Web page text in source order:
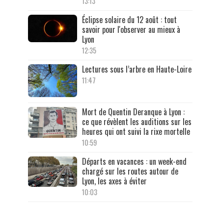
Éclipse solaire du 12 août : tout
savoir pour l'observer au mieux à
Lyon
12:35
Lectures sous l’arbre en Haute-Loire
11:47
Mort de Quentin Deranque à Lyon :
ce que révèlent les auditions sur les
heures qui ont suivi la rixe mortelle
10:59
Départs en vacances : un week-end
chargé sur les routes autour de
Lyon, les axes à éviter
10:03